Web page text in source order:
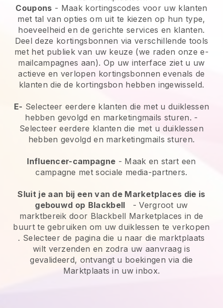
Coupons - Maak kortingscodes voor uw klanten
met tal van opties om uit te kiezen op hun type,
hoeveelheid en de gerichte services en klanten.
Deel deze kortingsbonnen via verschillende tools
met het publiek van uw keuze (we raden onze e-
mailcampagnes aan). Op uw interface ziet u uw
actieve en verlopen kortingsbonnen evenals de
klanten die de kortingsbon hebben ingewisseld.
E- Selecteer eerdere klanten die met u duiklessen
hebben gevolgd en marketingmails sturen. -
Selecteer eerdere klanten die met u duiklessen
hebben gevolgd en marketingmails sturen.
Influencer-campagne - Maak en start een
campagne met sociale media-partners.
Sluit je aan bij een van de Marketplaces die is
gebouwd op Blackbell -Vergroot uw
marktbereik door Blackbell Marketplaces in de
buurt te gebruiken om uw duiklessen te verkopen
. Selecteer de pagina die u naar die marktplaats
wilt verzenden en zodra uw aanvraag is
gevalideerd, ontvangt u boekingen via die
Marktplaats in uw inbox.